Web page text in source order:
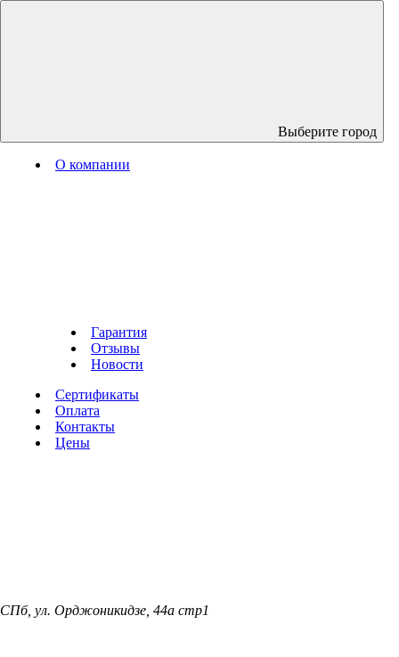
Выберите город
О компании
Гарантия
Отзывы
Новости
Сертификаты
Оплата
Контакты
Цены
СПб, ул. Орджоникидзе, 44а стр1